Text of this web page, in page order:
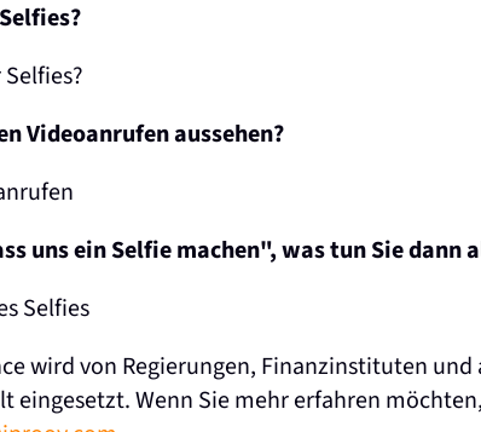
Videoanrufen aussehen?
uns ein Selfie machen", was tun Sie dann
wird von Regierungen, Finanzinstituten und
eingesetzt. Wenn Sie mehr erfahren